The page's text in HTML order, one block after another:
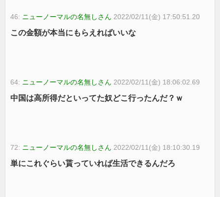
46: ニューノーマルの名無しさん 2022/02/11(金) 17:50:51.20
この金額が本当にもらえればいいな
64: ニューノーマルの名無しさん 2022/02/11(金) 18:06:02.69
中国は高所得だといってた奴どこ行ったんだ？ｗ
72: ニューノーマルの名無しさん 2022/02/11(金) 18:10:30.19
単にこれぐらい貰っていれば生活できるんだろ